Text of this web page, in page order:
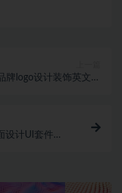
牌logo设计装饰英文字
设计UI套件